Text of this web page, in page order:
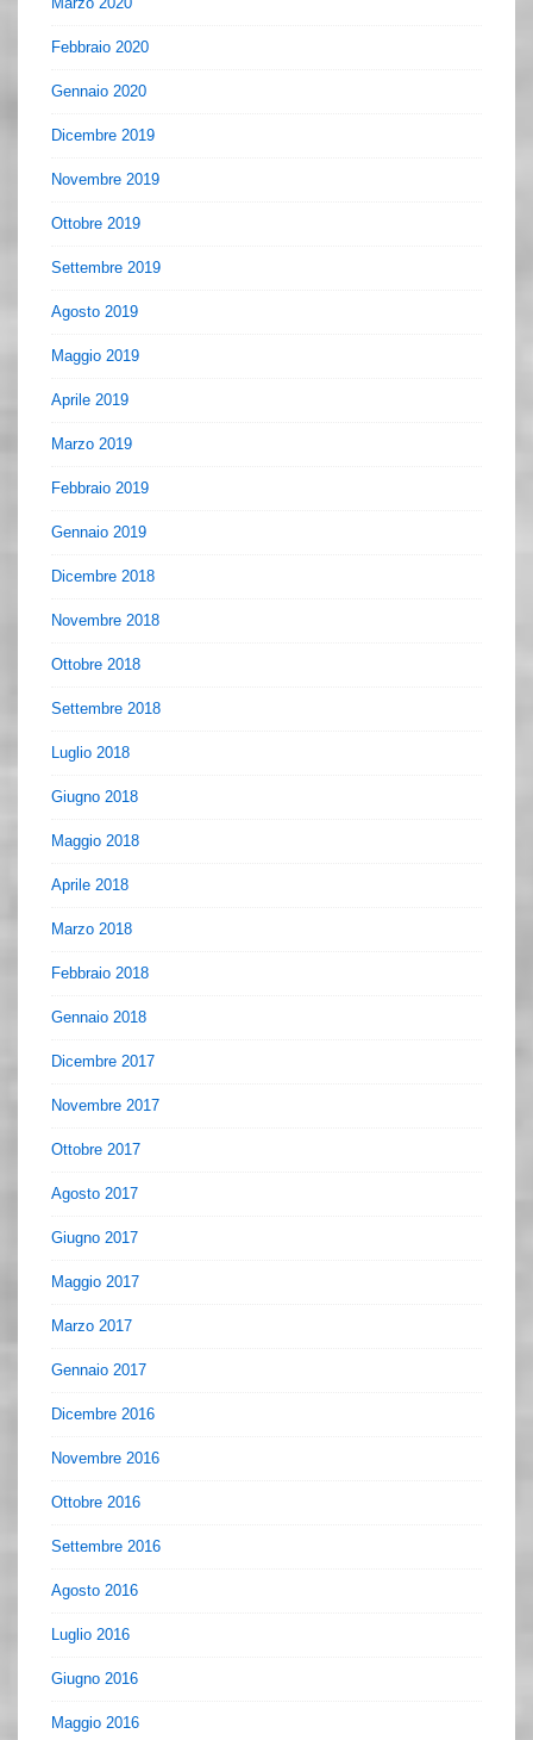
Febbraio 2020
Gennaio 2020
Dicembre 2019
Novembre 2019
Ottobre 2019
Settembre 2019
Agosto 2019
Maggio 2019
Aprile 2019
Marzo 2019
Febbraio 2019
Gennaio 2019
Dicembre 2018
Novembre 2018
Ottobre 2018
Settembre 2018
Luglio 2018
Giugno 2018
Maggio 2018
Aprile 2018
Marzo 2018
Febbraio 2018
Gennaio 2018
Dicembre 2017
Novembre 2017
Ottobre 2017
Agosto 2017
Giugno 2017
Maggio 2017
Marzo 2017
Gennaio 2017
Dicembre 2016
Novembre 2016
Ottobre 2016
Settembre 2016
Agosto 2016
Luglio 2016
Giugno 2016
Maggio 2016